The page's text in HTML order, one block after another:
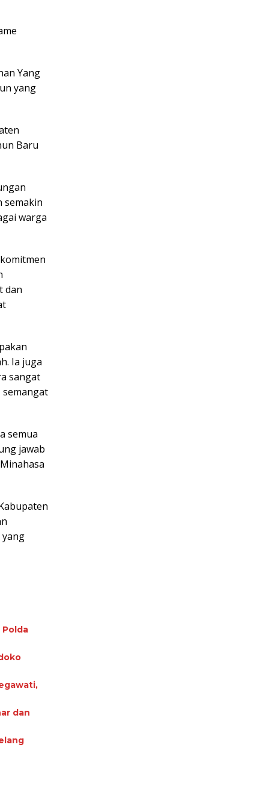
Yang
yang
Baru
semakin
warga
dan
Ia juga
sangat
semua
jawab
yang
Polda
dan